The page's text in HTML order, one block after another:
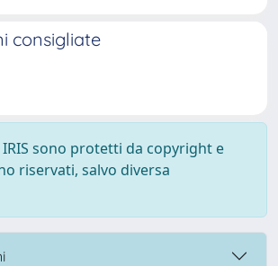
consigliate
sono protetti da copyright e
riservati, salvo diversa